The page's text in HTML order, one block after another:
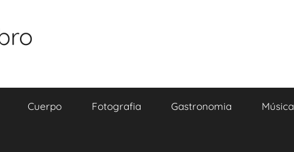
Cuerpo Fotografia Gastronomia Música